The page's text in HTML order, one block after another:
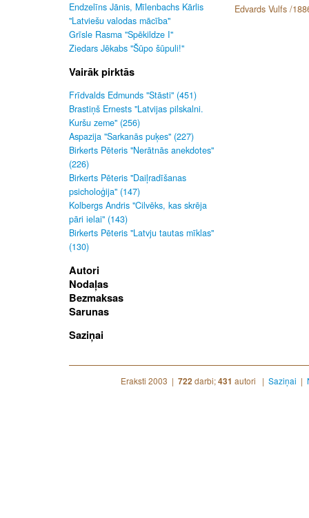
Endzelīns Jānis, Mīlenbachs Kārlis
"Latviešu valodas mācība"
Grīsle Rasma "Spēkildze I"
Ziedars Jēkabs "Šūpo šūpuli!"
Vairāk pirktās
Frīdvalds Edmunds "Stāsti" (451)
Brastiņš Ernests "Latvijas pilskalni.
Kuršu zeme" (256)
Aspazija "Sarkanās puķes" (227)
Birkerts Pēteris "Nerātnās anekdotes"
(226)
Birkerts Pēteris "Daiļradīšanas
psicholoģija" (147)
Kolbergs Andris "Cilvēks, kas skrēja
pāri ielai" (143)
Birkerts Pēteris "Latvju tautas mīklas"
(130)
Autori
Nodaļas
Bezmaksas
Sarunas
Saziņai
Edvards Vulfs /
Eraksti 2003 | 722 darbi;431 autori | Saziņai |